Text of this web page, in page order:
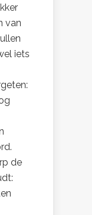
van
iets
de